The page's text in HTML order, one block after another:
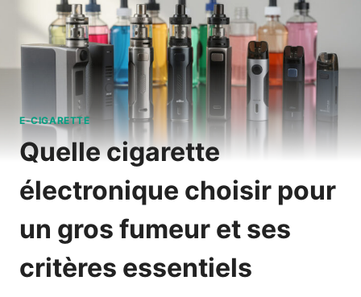
E-CIGARETTE
Quelle cigarette
électronique choisir pour
un gros fumeur et ses
critères essentiels